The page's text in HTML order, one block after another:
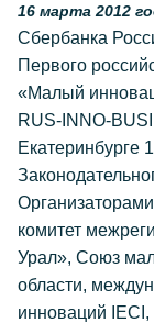
16 марта 2012
Сбербанка
Первого
«Малый
RUS-INNO-
Екатеринбурге
комитет
Урал», Союз
области,
инноваций IECI,